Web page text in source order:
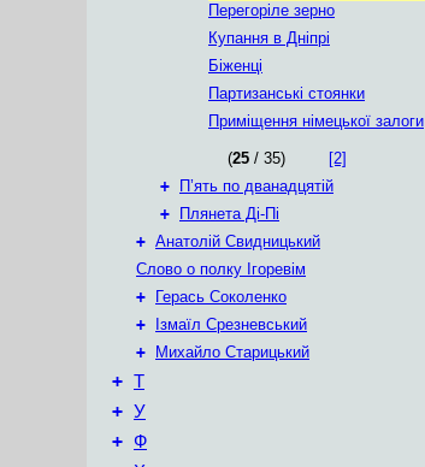
Перегоріле зерно
Купання в Дніпрі
Біженці
Партизанські стоянки
Приміщення німецької залоги
(25 / 35)
[2]
+
П’ять по дванадцятій
+
Плянета Ді-Пі
+ Анатолій Свидницький
Слово о полку Ігоревім
+
Герась Соколенко
+
Ізмаїл Срезневський
+
Михайло Старицький
+ Т
+ У
+ Ф